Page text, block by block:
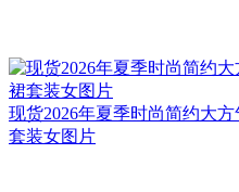
现货2026年夏季时尚简约大
套装女图片